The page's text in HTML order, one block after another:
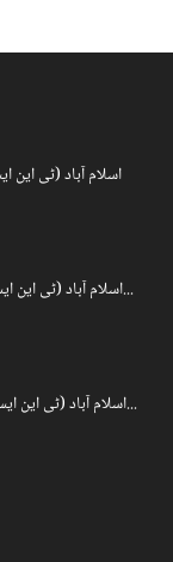
اسلام آباد (ٹی این ایس) ہنگو کے علاقے شینکئے بانڈہ دلن...
اسلام آباد (ٹی این ایس) ایرانی حکومت کا تختہ الٹنے میں...